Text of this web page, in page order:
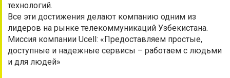
технологий.
Все эти достижения делают компанию одним из
лидеров на рынке телекоммуникаций Узбекистана.
Миссия компании Ucell: «Предоставляем простые,
доступные и надежные сервисы – работаем с людьми
и для людей»